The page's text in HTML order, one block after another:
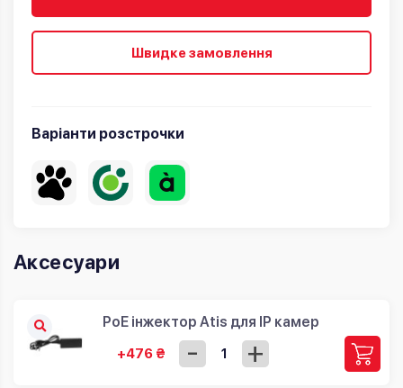
Швидке замовлення
Варіанти розстрочки
Аксесуари
PoE інжектор Atis для IP камер
+476 ₴ - +